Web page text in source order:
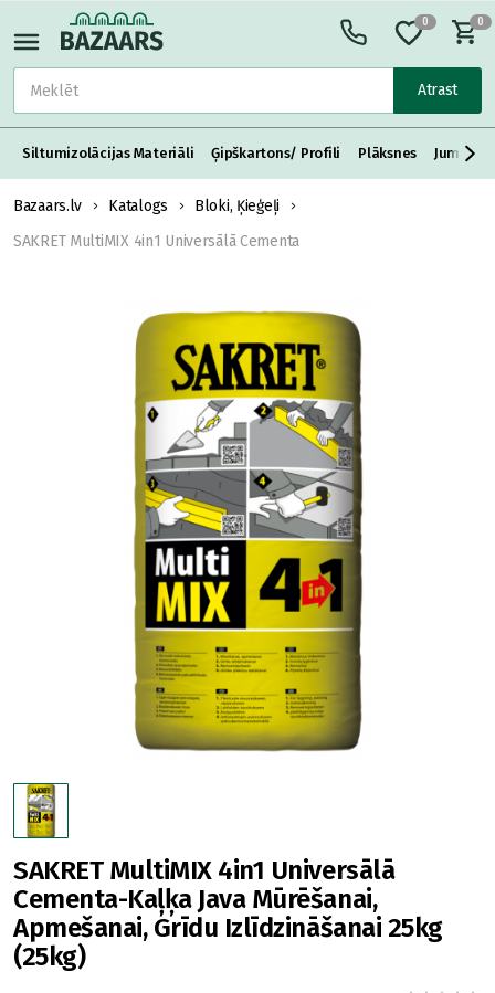
Atrast
0 0
Siltumizolācijas Materiāli Ģipškartons/ Profili Plāksnes Jumta
Bazaars.lv Katalogs
Bloki, Ķieģeļi
SAKRET MultiMIX 4in1 Universālā Cementa
SAKRET MultiMIX 4in1 Universālā
Cementa-Kaļķa Java Mūrēšanai,
Apmešanai, Grīdu Izlīdzināšanai 25kg
(25kg)